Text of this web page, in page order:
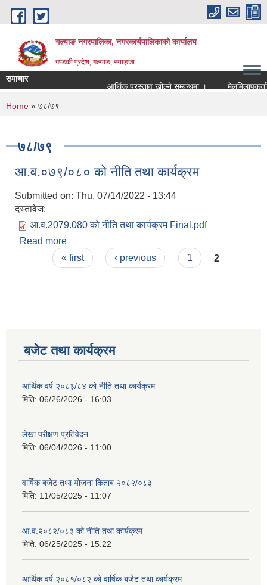
Skip to main content
गल्याङ नगरपालिका, नगरकार्यपालिकाको कार्यालय
गण्डकी प्रदेश, गल्याङ, स्याङ्जा
समाचार
आर्थिक प्रस्ताव खोल्ने सम्बन्धमा ।
You are here
Home » ७८/७९
७८/७९
आ.व.०७९/०८० को नीति तथा कार्यक्रम
Submitted on: Thu, 07/14/2022 - 13:44
दस्तावेज:
आ.व.2079.080 को नीति तथा कार्यक्रम Final.pdf
Read more
Pages« first ‹ previous 1 2
बजेट तथा कार्यक्रम
आर्थिक वर्ष २०८३/८४ को नीति तथा कार्यक्रम
मिति: 06/26/2026 - 16:03
लेखा परीक्षण प्रतिवेदन
मिति: 06/04/2026 - 11:00
वार्षिक बजेट तथा योजना किताब २०८२/०८३
मिति: 11/05/2025 - 11:07
आ.व.२०८२/०८३ को नीति तथा कार्यक्रम
मिति: 06/25/2025 - 15:22
आर्थिक वर्ष २०८१/०८२ को वार्षिक बजेट तथा कार्यक्रम